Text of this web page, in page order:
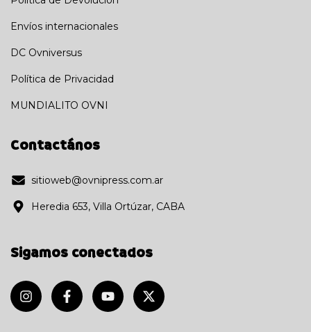
Envíos internacionales
DC Ovniversus
Política de Privacidad
MUNDIALITO OVNI
Contactános
sitioweb@ovnipress.com.ar
Heredia 653, Villa Ortúzar, CABA
Sigamos conectados